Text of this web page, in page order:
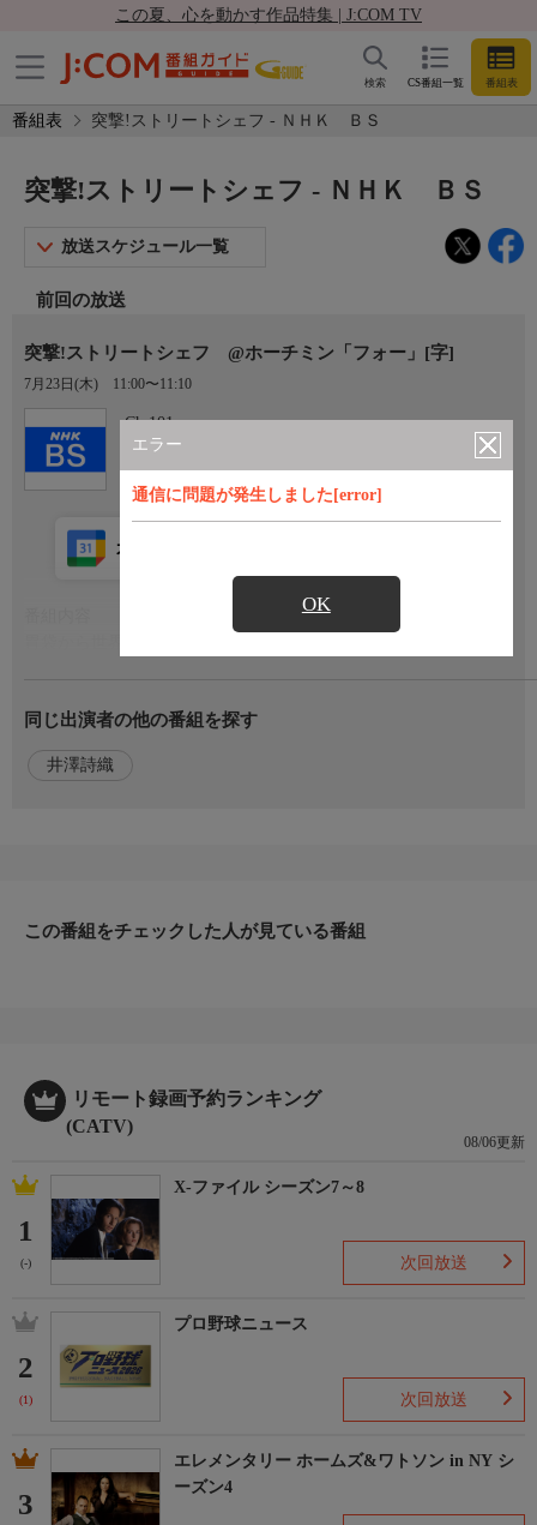
この夏、心を動かす作品特集 | J:COM TV
CS番組一覧 番組表
検索
番組表 突撃!ストリートシェフ - ＮＨＫ ＢＳ
エラー
通信に問題が発生しました[error]
OK
突撃!ストリートシェフ - ＮＨＫ ＢＳ
放送スケジュール一覧
前回の放送
突撃!ストリートシェフ @ホーチミン「フォー」[字]
7月23日(木) 11:00〜11:10
Ch.101
ＮＨＫ ＢＳ
カレンダー登録
支配による空腹に耐えてきた苦難の歴史。そんなベトナム人のア
イデンティティを支えてきたのが、多彩なコメ文化だった。今回
紹介するのは、ベトナムを代表するコメ料理「フォー」。なんで
同じ出演者の他の番組を探す
井澤詩織
この番組をチェックした人が見ている番組
リモート録画予約ランキング
(CATV)
08/06更新
1
(-)
X-ファイル シーズン7～8
次回放送
2
(1)
プロ野球ニュース
次回放送
3
エレメンタリー ホームズ&ワトソン in NY シ
ーズン4